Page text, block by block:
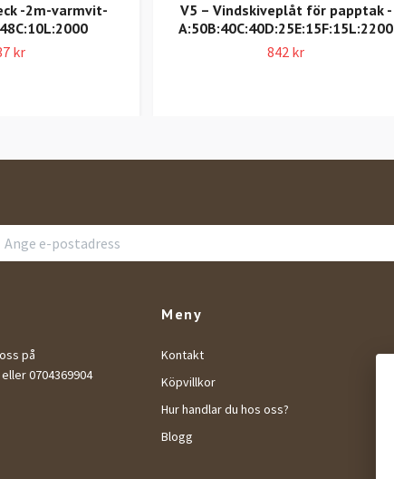
-2m-varmvit-
kr
V5 – Vindskiveplåt för papptak -
A:50B:40C:40D:25E:15F:15L:2200
842 kr
på
eller 0704369904
Meny
Kontakt
Köpvillkor
Hur handlar du hos oss?
Blogg